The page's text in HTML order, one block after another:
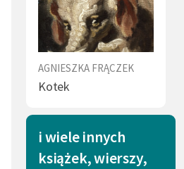
AGNIESZKA FRĄCZEK
Kotek
i wiele innych
książek, wierszy,